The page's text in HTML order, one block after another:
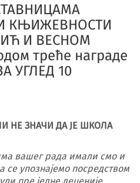
КЊИЖЕВНОСТИ
И ВЕСНОМ
треће награде
УГЛЕД 10
ЗНАЧИ ДА ЈЕ ШКОЛА
вашег рада имали смо и
се упознајемо посредством
пре једне деценије.